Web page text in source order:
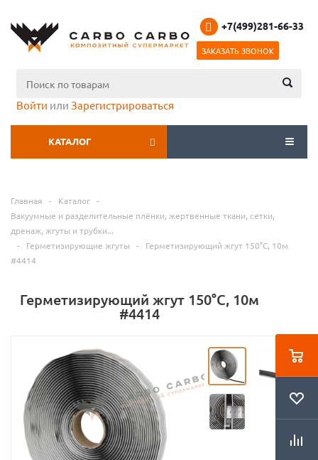
Войти или Зарегистрироваться
+7(499)281-66-33
ЗАКАЗАТЬ ЗВОНОК
МЕНЮКАТАЛОГ
Главная - Каталог -
Вакуумные и разделительные плёнки, жертвенные ткани, сетки,
дренаж, жгуты и трубки...
-
Герметизирующие жгуты -
Герметизирующий жгут 150°С, 10м
#4414
Герметизирующий жгут 150°С, 10м
#4414